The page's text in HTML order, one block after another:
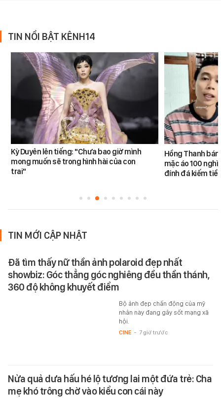
TIN NỔI BẬT KÊNH14
Kỳ Duyên lên tiếng: "Chưa bao giờ mình
mong muốn sẽ trong hình hài của con
trai"
Hồng Thanh
mặc áo 100
đính đá kiếm
TIN MỚI CẬP NHẬT
Đã tìm thấy nữ thần ảnh polaroid đẹp nhất
showbiz: Góc thẳng góc nghiêng đều thần thánh,
360 độ không khuyết điểm
Bộ ảnh đẹp chấn động của mỹ
nhân này đang gây sốt mạng xã
hội.
CINE - 7 giờ trước
Nửa quả dưa hấu hé lộ tương lai một đứa trẻ: Cha
mẹ khó trông chờ vào kiểu con cái này